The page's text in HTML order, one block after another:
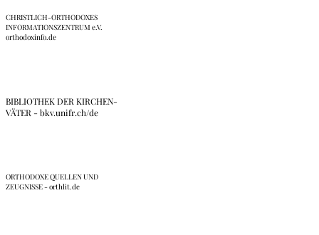
CHRISTLICH-ORTHODOXES
INFORMATIONSZENTRUM e.V.
orthodoxinfo.de
BIBLIOTHEK DER KIRCHEN-
VÄTER - bkv.unifr.ch/de
ORTHODOXE QUELLEN UND
ZEUGNISSE - orthlit.de